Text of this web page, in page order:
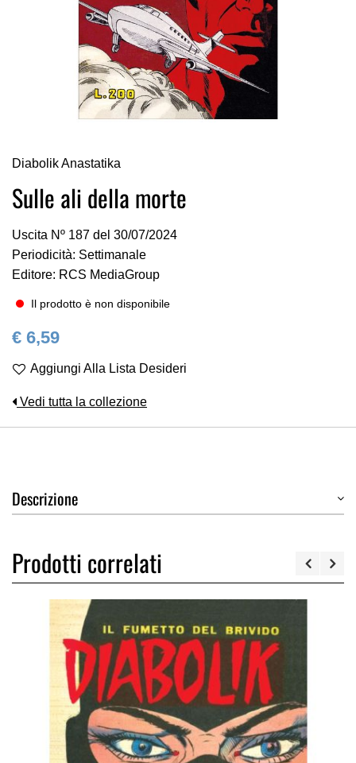
all'inizio
della
galleria
immagini
Diabolik Anastatika
Sulle ali della morte
Uscita Nº 187 del 30/07/2024
Periodicità: Settimanale
Editore: RCS MediaGroup
Il prodotto è non disponibile
€ 6,59
Aggiungi Alla Lista Desideri
Vedi tutta la collezione
Descrizione
Prodotti correlati